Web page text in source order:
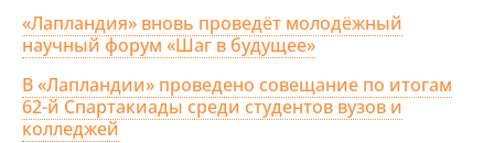
«Лапландия» вновь проведёт молодёжный
научный форум «Шаг в будущее»
В «Лапландии» проведено совещание по итогам
62-й Спартакиады среди студентов вузов и
колледжей